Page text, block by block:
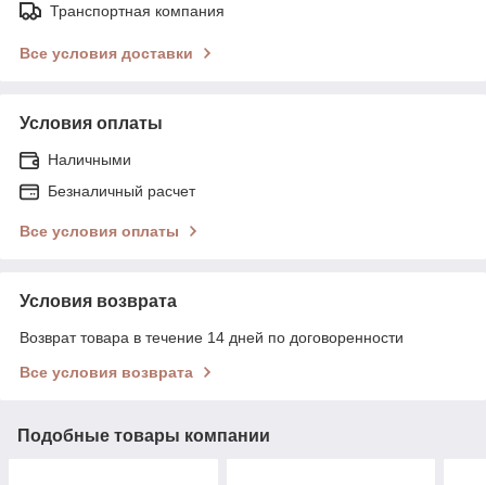
Транспортная компания
Все условия доставки
Условия оплаты
Наличными
Безналичный расчет
Все условия оплаты
Условия возврата
Возврат товара в течение 14 дней по договоренности
Все условия возврата
Подобные товары компании